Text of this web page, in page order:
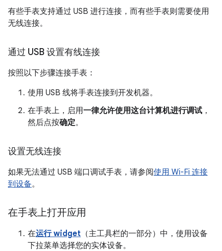
有些手表支持通过 USB 进行连接，而有些手表则需要使用
无线连接。
通过 USB 设置有线连接
按照以下步骤连接手表：
使用 USB 线将手表连接到开发机器。
在手表上，启用一律允许使用这台计算机进行调试 ，
然后点按确定。
设置无线连接
如果无法通过 USB 端口调试手表，请参阅使用 Wi-Fi 连接
到设备。
在手表上打开应用
在运行 widget （主工具栏的一部分）中，使用设备
下拉菜单选择您的实体设备。